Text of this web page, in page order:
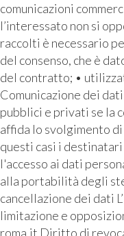
comunicazioni
l’interessato non si
raccolti è necessario
del consenso, che è
del contratto; •
Comunicazione dei
pubblici e privati se la
affida lo svolgimento
questi casi i
l'accesso ai dati
alla portabilità degli
cancellazione dei dati
limitazione e
roma.it Diritto di